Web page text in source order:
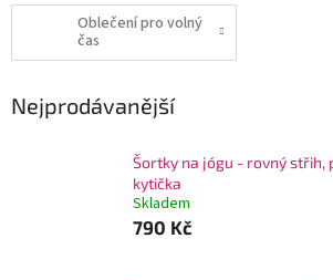
Oblečení pro volný
čas
Nejprodávanější
Šortky na jógu - rovný střih,
kytička
Skladem
790 Kč